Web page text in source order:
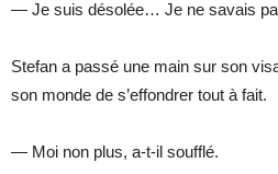
— Je suis désolée… Je ne savais
Stefan a passé une main sur son
son monde de s’effondrer tout à fait.
— Moi non plus, a-t-il soufflé.